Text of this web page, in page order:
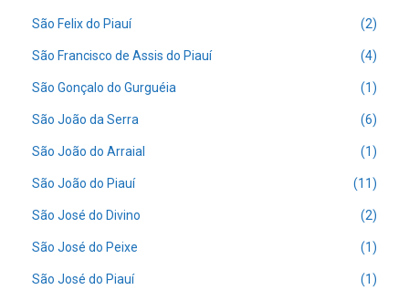
São Felix do Piauí (2)
São Francisco de Assis do Piauí (4)
São Gonçalo do Gurguéia (1)
São João da Serra (6)
São João do Arraial (1)
São João do Piauí (11)
São José do Divino (2)
São José do Peixe (1)
São José do Piauí (1)